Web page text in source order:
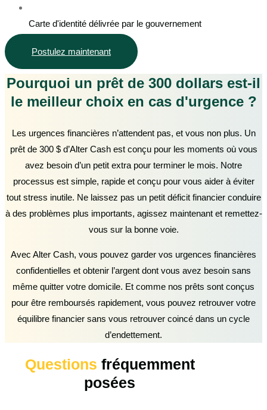
Carte d'identité délivrée par le gouvernement
Postulez maintenant
Pourquoi un prêt de 300 dollars est-il
le meilleur choix en cas d'urgence ?
Les urgences financières n’attendent pas, et vous non plus. Un
prêt de 300 $ d’Alter Cash est conçu pour les moments où vous
avez besoin d’un petit extra pour terminer le mois. Notre
processus est simple, rapide et conçu pour vous aider à éviter
tout stress inutile. Ne laissez pas un petit déficit financier conduire
à des problèmes plus importants, agissez maintenant et remettez-
vous sur la bonne voie.
Avec Alter Cash, vous pouvez garder vos urgences financières
confidentielles et obtenir l’argent dont vous avez besoin sans
même quitter votre domicile. Et comme nos prêts sont conçus
pour être remboursés rapidement, vous pouvez retrouver votre
équilibre financier sans vous retrouver coincé dans un cycle
d’endettement.
Questions fréquemment
posées